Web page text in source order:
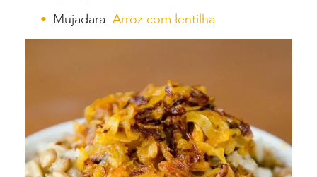
Mujadara: Arroz com lentilha